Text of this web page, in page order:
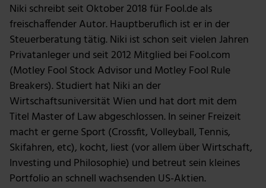
Niki schreibt seit Oktober 2018 für Fool.de als
freischaffender Autor. Hauptberuflich ist er in der
Steuerberatung tätig. Niki ist schon seit vielen Jahren
Privatanleger und seit 2012 Mitglied bei Fool.com
(Motley Fool Stock Advisor und Motley Fool Rule
Breakers). Studiert hat Niki an der
Wirtschaftsuniversität Wien und hat dort mit dem
Titel Master of Law abgeschlossen. In seiner Freizeit
macht er gerne Sport (Crossfit, Volleyball, Tennis,
Skifahren, etc), kocht, liest (vor allem über Wirtschaft,
Investing und Philosophie) und betreut sein kleines
Portfolio an schnell wachsenden US-Aktien.